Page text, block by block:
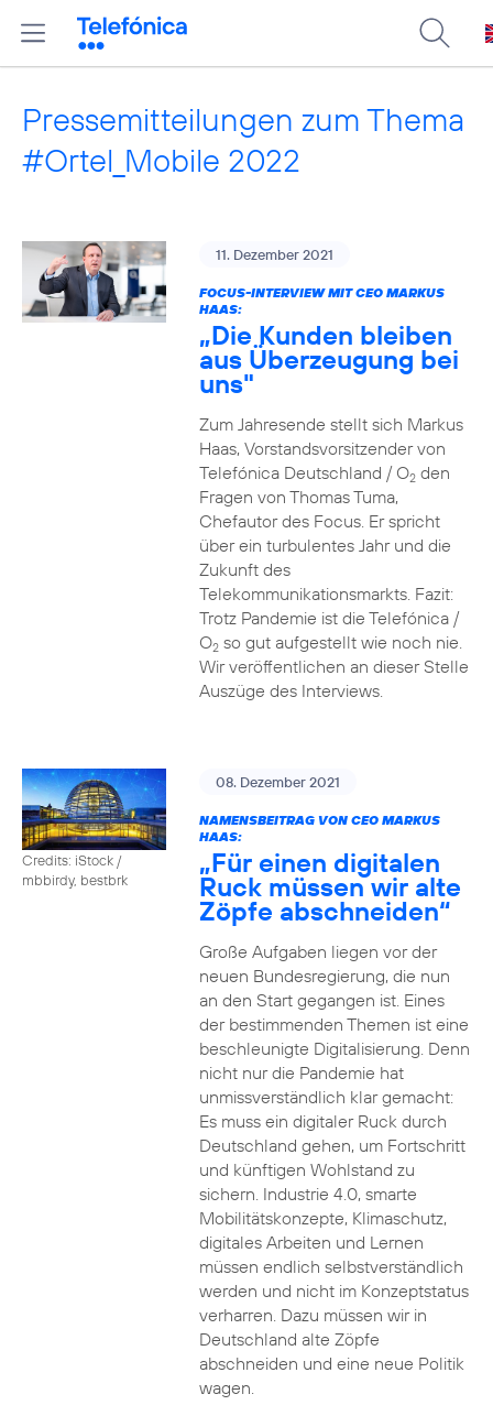
Pressemitteilungen zum Thema
#Ortel_Mobile 2022
11. Dezember 2021
FOCUS-INTERVIEW MIT CEO MARKUS
HAAS:
„Die Kunden bleiben
aus Überzeugung bei
uns"
Zum Jahresende stellt sich Markus
Haas, Vorstandsvorsitzender von
Telefónica Deutschland / O2den
Fragen von Thomas Tuma,
Chefautor des Focus. Er spricht
über ein turbulentes Jahr und die
Zukunft des
Telekommunikationsmarkts. Fazit:
Trotz Pandemie ist die Telefónica /
O2so gut aufgestellt wie noch nie.
Wir veröffentlichen an dieser Stelle
Auszüge des Interviews.
Credits: iStock /
mbbirdy, bestbrk
08. Dezember 2021
NAMENSBEITRAG VON CEO MARKUS
HAAS:
„Für einen digitalen
Ruck müssen wir alte
Zöpfe abschneiden“
Große Aufgaben liegen vor der
neuen Bundesregierung, die nun
an den Start gegangen ist. Eines
der bestimmenden Themen ist eine
beschleunigte Digitalisierung. Denn
nicht nur die Pandemie hat
unmissverständlich klar gemacht:
Es muss ein digitaler Ruck durch
Deutschland gehen, um Fortschritt
und künftigen Wohlstand zu
sichern. Industrie 4.0, smarte
Mobilitätskonzepte, Klimaschutz,
digitales Arbeiten und Lernen
müssen endlich selbstverständlich
werden und nicht im Konzeptstatus
verharren. Dazu müssen wir in
Deutschland alte Zöpfe
abschneiden und eine neue Politik
wagen.